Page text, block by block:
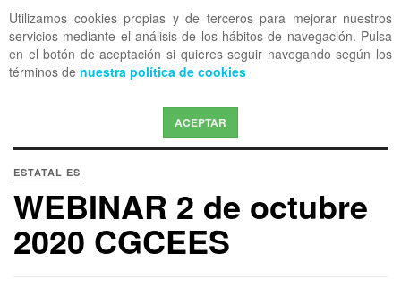
Utilizamos cookies propias y de terceros para mejorar nuestros
servicios mediante el análisis de los hábitos de navegación. Pulsa
en el botón de aceptación si quieres seguir navegando según los
términos de nuestra política de cookies
ACEPTAR
OFF CANVAS
ESTATAL ES
WEBINAR 2 de octubre
2020 CGCEES